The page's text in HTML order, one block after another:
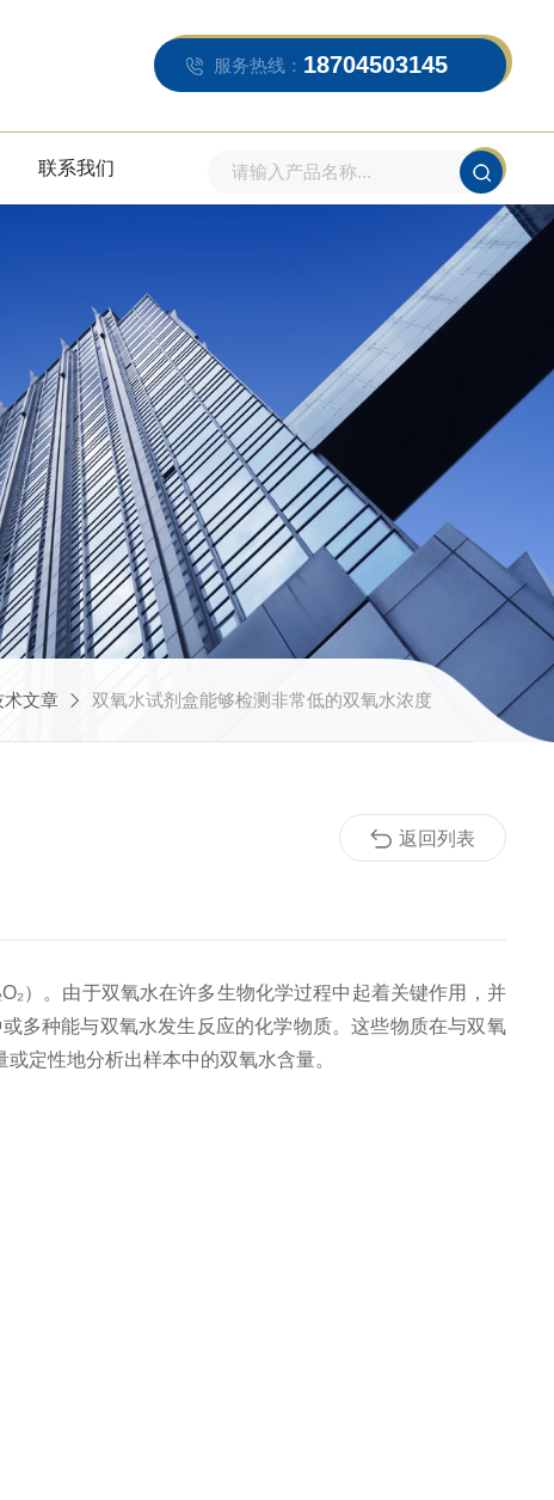
服务热线： 18704503145
联系我们
术文章 双氧水试剂盒能够检测非常低的双氧水浓度
）。由于双氧水在许多生物化学过程中起着关键作用，并
多种能与双氧水发生反应的化学物质。这些物质在与双氧
定性地分析出样本中的双氧水含量。
返回列表